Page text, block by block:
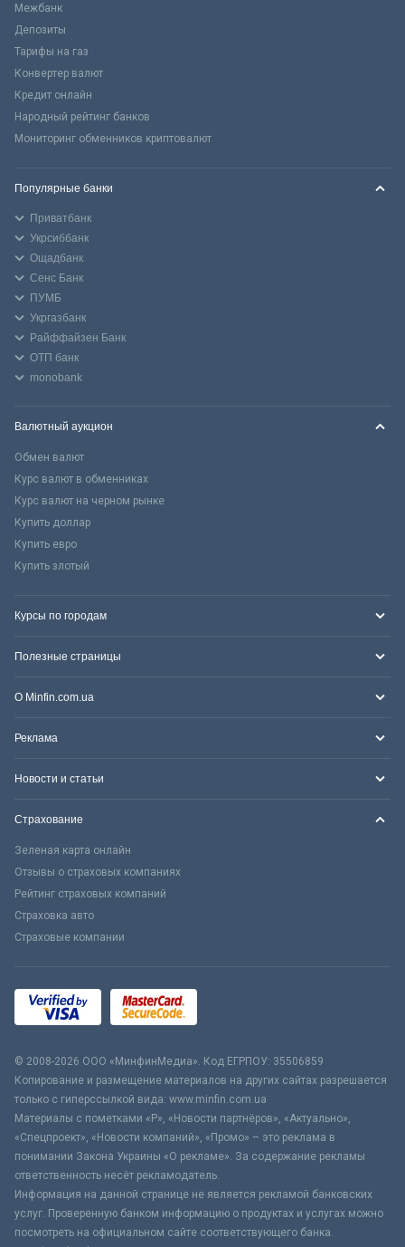
Межбанк
Депозиты
Тарифы на газ
Конвертер валют
Кредит онлайн
Народный рейтинг банков
Мониторинг обменников криптовалют
Популярные банки
Приватбанк
Укрсиббанк
Ощадбанк
Сенс Банк
ПУМБ
Укргазбанк
Райффайзен Банк
ОТП банк
monobank
Валютный аукцион
Обмен валют
Курс валют в обменниках
Курс валют на черном рынке
Купить доллар
Купить евро
Купить злотый
Курсы по городам
Полезные страницы
О Minfin.com.ua
Реклама
Новости и статьи
Страхование
Зеленая карта онлайн
Отзывы о страховых компаниях
Рейтинг страховых компаний
Страховка авто
Страховые компании
© 2008-2026 ООО «МинфинМедиа». Код ЕГРПОУ: 35506859
Копирование и размещение материалов на других сайтах разрешается
только с гиперссылкой вида: www.minfin.com.ua
Материалы с пометками «Р», «Новости партнёров», «Актуально»,
«Спецпроект», «Новости компаний», «Промо» – это реклама в
понимании Закона Украины «О рекламе». За содержание рекламы
ответственность несёт рекламодатель.
Информация на данной странице не является рекламой банковских
услуг. Проверенную банком информацию о продуктах и услугах можно
посмотреть на официальном сайте соответствующего банка.